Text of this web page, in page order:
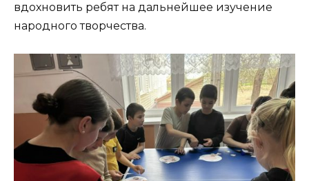
вдохновить ребят на дальнейшее изучение
народного творчества.